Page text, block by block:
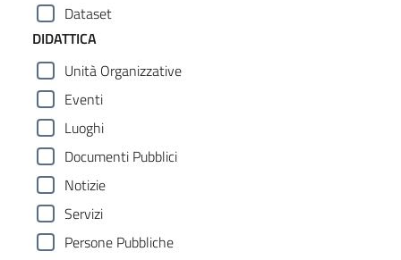
Dataset
DIDATTICA
Unità Organizzative
Eventi
Luoghi
Documenti Pubblici
Notizie
Servizi
Persone Pubbliche